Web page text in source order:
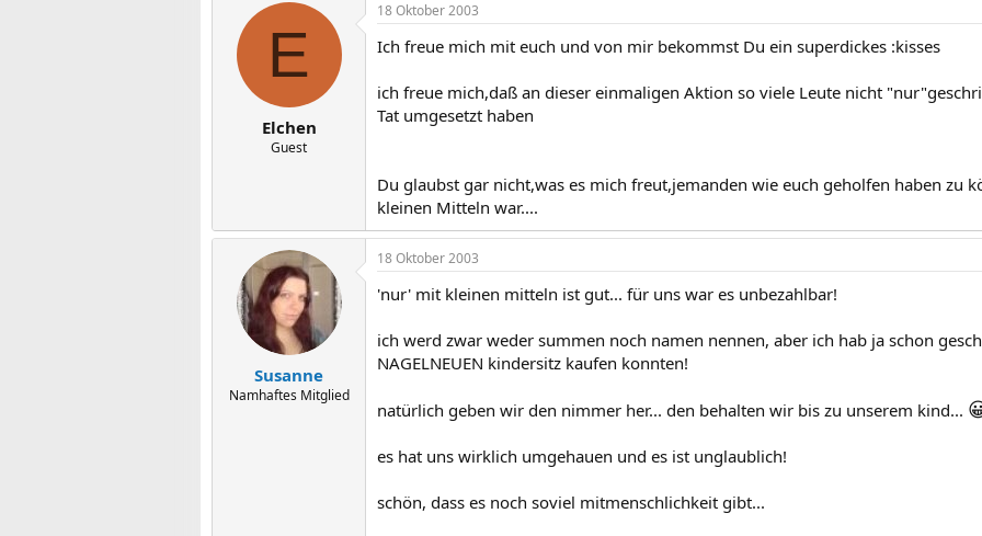
E
Elchen
Guest
18 Oktober 2003
Ich freue mich mit euch und von mir bekommst Du ein superdickes :kisses
ich freue mich,daß an dieser einmaligen Aktion so viele Leute nicht
Tat umgesetzt haben
Du glaubst gar nicht,was es mich freut,jemanden wie euch geholfen haben zu
kleinen Mitteln war....
Susanne
Namhaftes Mitglied
18 Oktober 2003
'nur' mit kleinen mitteln ist gut... für uns war es unbezahlbar!
ich werd zwar weder summen noch namen nennen, aber ich hab ja schon
NAGELNEUEN kindersitz kaufen konnten!
natürlich geben wir den nimmer her... den behalten wir bis zu unserem kind...
es hat uns wirklich umgehauen und es ist unglaublich!
schön, dass es noch soviel mitmenschlichkeit gibt...